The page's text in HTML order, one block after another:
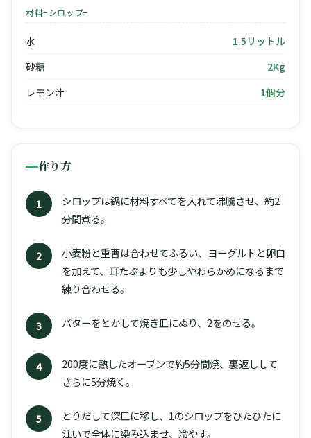
材料−シロップ−
水
1.5リットル
砂糖
2Kg
レモン汁
1個分
作り方
1
シロップは鍋に材料すべてを入れて沸騰させ、約2
分間煮る。
2
小麦粉と重曹は合わせてふるい、ヨーグルトと卵白
を加えて、耳たぶよりも少しやわらかめになるまで
練り合わせる。
3 バターをとかして焼き皿にぬり、2をのせる。
4
200度に熱したオーブンで約5分間焼、裏返しして
さらに5分焼く。
5
とりだして深皿に移し、1のシロップをひたひたに
注いで全体に染み込ませ、冷やす。